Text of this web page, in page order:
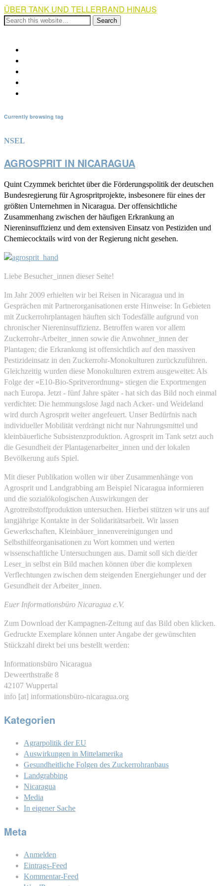
ÜBER TANK UND TELLERRAND HINAUS
Currently browsing tag
NSEL
AGROSPRIT IN NICARAGUA
Quint Czymmek berichtet über die Förderungspolitik der deutschen
Bundesregierung für Agrospritprojekte, insbesonere für eines der
größten Unternehmen in Nicaragua. Der offensichtliche
Zusammenhang zwischen der häufigen Erkrankung an
Niereninsuffizienz und dem extensiven Einsatz von Pestiziden und
Chemiecocktails wird von der Regierung nicht gesehen.
Liebe Besucher_innen dieser Seite!
Im Jahr 2009 erhielten wir bei Reisen in Nicaragua und in
Gesprächen mit Partnerorganisationen erste Hinweise: In Gebieten
mit Zuckerrohrplantagen häuften sich Todesfälle aufgrund von
chronischer Niereninsuffizienz. Betroffen waren vor allem
Zuckerrohr-Arbeiter_innen sowie die Anwohner_innen der
Plantagen; die Erkrankung ist offensichtlich auf den massiven
Pestizideinsatz in den Zuckerrohr-Monokulturen zurückzuführen.
Gleichzeitig wurden diese Monokulturen extrem ausgeweitet: Als
Folge der «E10-Bio-Spritverordnung» stiegen die Exportmengen
nach Europa. Jetzt - fünf Jahre später - hat sich das Bild noch einmal
verdichtet: Die hemmungslose Jagd nach Acker- und Weideland
wird durch Agrosprit weiter angefeuert. Unser Bedürfnis nach
individueller Mobilität verdrängt nicht nur Nahrungsmittel und
kleinbäuerliche Subsistenzproduktion. Agrosprit im Tank setzt auch
die Gesundheit der Plantagenarbeiter_innen und der lokalen
Bevölkerung aufs Spiel.
Mit dieser Publikation wollen wir über Zusammenhänge von
Agrosprit und Landgrabbing am Beispiel Nicaragua informieren
und die sozialökologischen Auswirkungen der
Agrotreibstoffproduktion untersuchen. Hierbei stützen wir uns auf
langjährige Kontakte in der Solidaritätsarbeit. Wir lassen
Gewerkschaften, Kleinbäuer_innenvereinigungen und
Selbsthilfeorganisationen zu Wort kommen und werten
wissenschaftliche Untersuchungen aus. Damit soll sich die/der
Leser_in selbst ein Bild machen können über die komplexen
Verflechtungen zwischen dem steigenden Energiehunger und der
Gesundheit der Arbeiter_innen.
Euer Informationsbüro Nicaragua e.V.
Zum Download der Kampagnen-Zeitung auf das Bild oben klicken.
Gedruckte Exemplare können unter Angabe der gewünschten
Stückzahl direkt bei uns bestellt werden:
Informationsbüro Nicaragua
Deweerthstraße 8
42107 Wuppertal
info [at] informationsbüro-nicaragua.org
Kategorien
Agrarpolitik der EU
Auswirkungen in Mittelamerika
Gesundheitliche Folgen des Zuckerrohranbaus
Landgrabbing
Nicaragua
Media
In eigener Sache
Meta
Anmelden
Eintrags-Feed
Kommentar-Feed